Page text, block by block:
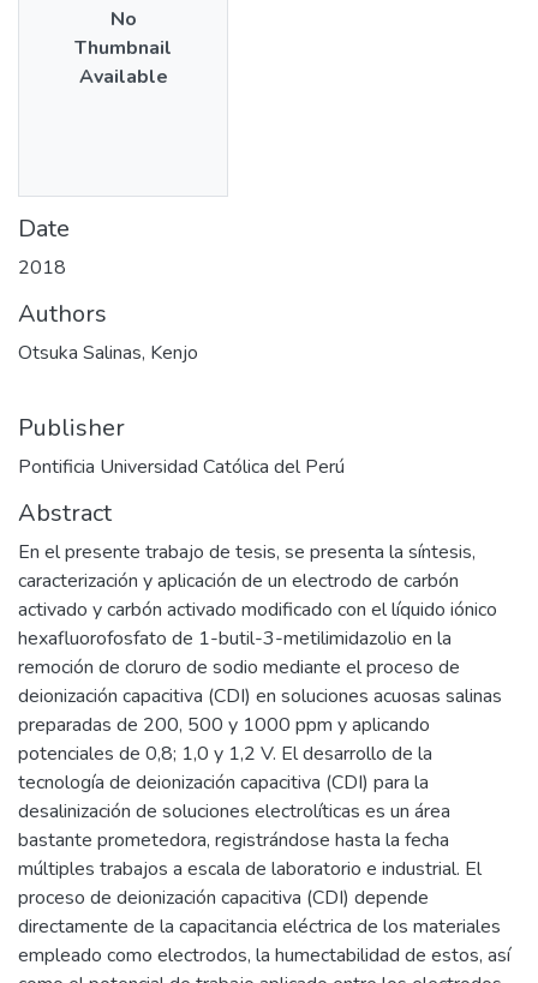
No
Thumbnail
Available
Date
2018
Authors
Otsuka Salinas, Kenjo
Publisher
Pontificia Universidad Católica del Perú
Abstract
En el presente trabajo de tesis, se presenta la síntesis,
caracterización y aplicación de un electrodo de carbón
activado y carbón activado modificado con el líquido iónico
hexafluorofosfato de 1-butil-3-metilimidazolio en la
remoción de cloruro de sodio mediante el proceso de
deionización capacitiva (CDI) en soluciones acuosas salinas
preparadas de 200, 500 y 1000 ppm y aplicando
potenciales de 0,8; 1,0 y 1,2 V. El desarrollo de la
tecnología de deionización capacitiva (CDI) para la
desalinización de soluciones electrolíticas es un área
bastante prometedora, registrándose hasta la fecha
múltiples trabajos a escala de laboratorio e industrial. El
proceso de deionización capacitiva (CDI) depende
directamente de la capacitancia eléctrica de los materiales
empleado como electrodos, la humectabilidad de estos, así